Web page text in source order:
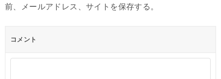
前、メールアドレス、サイトを保存する。
コメント